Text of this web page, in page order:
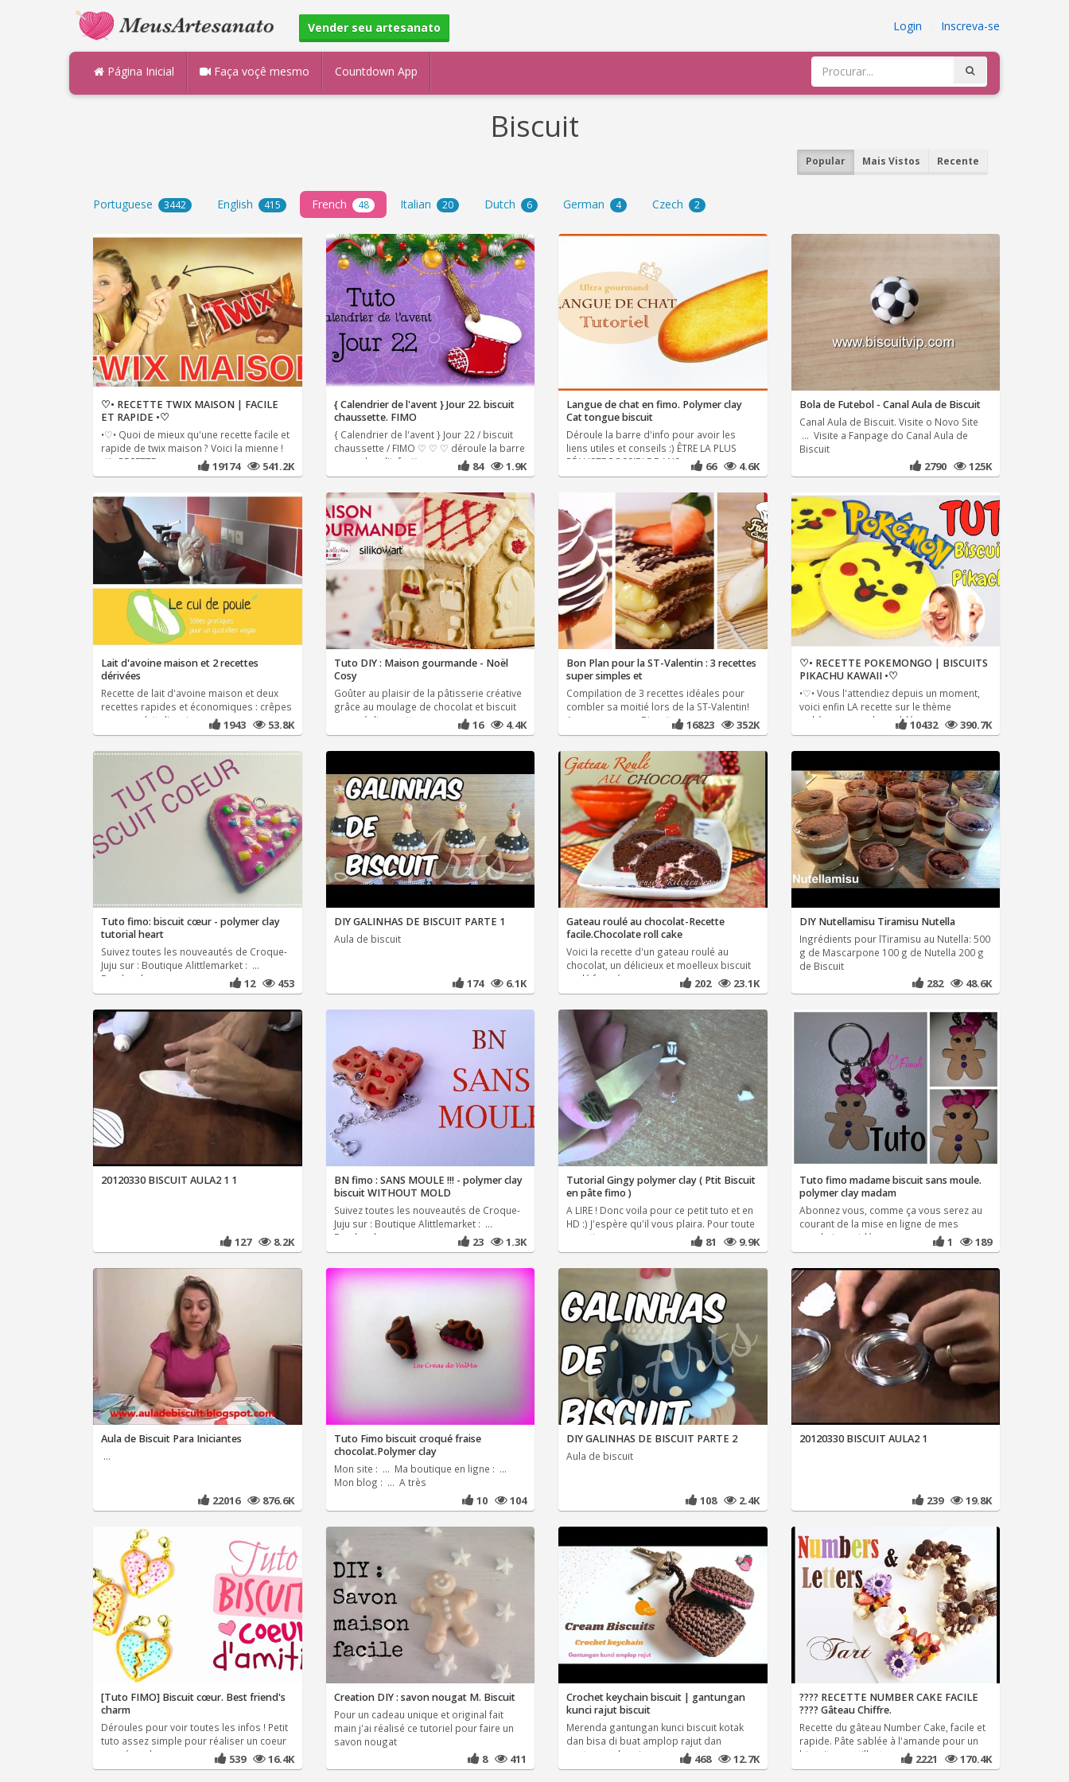
Vender seu artesanato Login Inscreva-se
Página Inicial Faça voçê mesmo Countdown App
Biscuit
Popular Mais Vistos Recente
Portuguese 3442 English 415 French 48 Italian 20 Dutch 6 German 4 Czech 2
♡• RECETTE TWIX MAISON | FACILE
ET RAPIDE •♡
•♡• Quoi de mieux qu'une recette facile et
rapide de twix maison ? Voici la mienne !
•♡• RECETTE
19174 541.2K
{ Calendrier de l'avent } Jour 22. biscuit
chaussette. FIMO
{ Calendrier de l'avent } Jour 22 / biscuit
chaussette / FIMO ♡ ♡ ♡ déroule la barre
pour plus d'info ♡
84 1.9K
Langue de chat en fimo. Polymer clay
Cat tongue biscuit
Déroule la barre d'info pour avoir les
liens utiles et conseils :) ÊTRE LA PLUS
RÉALISTE POSSIBLE DANS
66 4.6K
Bola de Futebol - Canal Aula de Biscuit
Canal Aula de Biscuit. Visite o Novo Site
... Visite a Fanpage do Canal Aula de
Biscuit
2790 125K
Lait d'avoine maison et 2 recettes
dérivées
Recette de lait d'avoine maison et deux
recettes rapides et économiques : crêpes
vegan au lait d'avoine
1943 53.8K
Tuto DIY : Maison gourmande - Noël
Cosy
Goûter au plaisir de la pâtisserie créative
grâce au moulage de chocolat et biscuit
pour réaliser cette
16 4.4K
Bon Plan pour la ST-Valentin : 3 recettes
super simples et
Compilation de 3 recettes idéales pour
combler sa moitié lors de la ST-Valentin!
Au programme, Biscuit
16823 352K
♡• RECETTE POKEMONGO | BISCUITS
PIKACHU KAWAII •♡
•♡• Vous l'attendiez depuis un moment,
voici enfin LA recette sur le thème
pokémon avec des sablés10432 390.7K
Tuto fimo: biscuit cœur - polymer clay
tutorial heart
Suivez toutes les nouveautés de Croque-
Juju sur : Boutique Alittlemarket : ...
Facebook :
12 453
DIY GALINHAS DE BISCUIT PARTE 1
Aula de biscuit
174 6.1K
Gateau roulé au chocolat-Recette
facile.Chocolate roll cake
Voici la recette d'un gateau roulé au
chocolat, un délicieux et moelleux biscuit
roulé fourré au
202 23.1K
DIY Nutellamisu Tiramisu Nutella
Ingrédients pour lTiramisu au Nutella: 500
g de Mascarpone 100 g de Nutella 200 g
de Biscuit
282 48.6K
20120330 BISCUIT AULA2 1 1
127 8.2K
BN fimo : SANS MOULE !!! - polymer clay
biscuit WITHOUT MOLD
Suivez toutes les nouveautés de Croque-
Juju sur : Boutique Alittlemarket : ...
Facebook :
23 1.3K
Tutorial Gingy polymer clay ( Ptit Biscuit
en pâte fimo )
A LIRE ! Donc voila pour ce petit tuto et en
HD :) J'espère qu'il vous plaira. Pour toute
questions
81 9.9K
Tuto fimo madame biscuit sans moule.
polymer clay madam
Abonnez vous, comme ça vous serez au
courant de la mise en ligne de mes
prochaines vidé ...
1 189
Aula de Biscuit Para Iniciantes
...
22016 876.6K
Tuto Fimo biscuit croqué fraise
chocolat.Polymer clay
Mon site : ... Ma boutique en ligne : ...
Mon blog : ... A très
10 104
DIY GALINHAS DE BISCUIT PARTE 2
Aula de biscuit
108 2.4K
20120330 BISCUIT AULA2 1
239 19.8K
[Tuto FIMO] Biscuit cœur. Best friend's
charm
Déroules pour voir toutes les infos ! Petit
tuto assez simple pour réaliser un coeur
coupé en deux
539 16.4K
Creation DIY : savon nougat M. Biscuit
Pour un cadeau unique et original fait
main j'ai réalisé ce tutoriel pour faire un
savon nougat
8 411
Crochet keychain biscuit | gantungan
kunci rajut biscuit
Merenda gantungan kunci biscuit kotak
dan bisa di buat amplop rajut dan
gantungan kunci semoga
468 12.7K
???? RECETTE NUMBER CAKE FACILE
???? Gâteau Chiffre.
Recette du gâteau Number Cake, facile et
rapide. Pâte sablée à l'amande pour un
biscuit croustillant,
2221 170.4K